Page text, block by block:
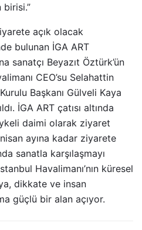
açık olacak
bulunan İGA ART
sanatçı Beyazıt Öztürk’ün
CEO’su Selahattin
Başkanı Gülveli Kaya
İGA ART çatısı altında
daimi olarak ziyaret
ayına kadar ziyarete
sanatla karşılaşmayı
Havalimanı’nın küresel
dikkate ve insan
güçlü bir alan açıyor.